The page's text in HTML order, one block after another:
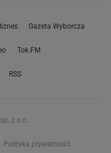
Gazeta Wyborcza
Tok.FM
RSS
z o.o.
Polityka prywatności